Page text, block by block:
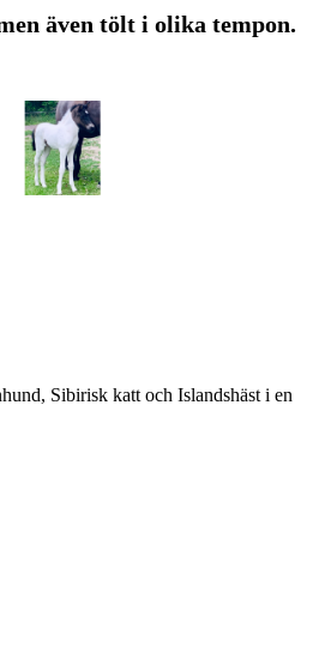
även tölt i olika tempon.
Sibirisk katt och Islandshäst i en